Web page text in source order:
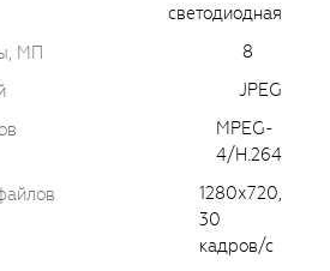
светодиодная
МП
8
JPEG
MPEG-
4/H.264
1280х720,
30
кадров/с